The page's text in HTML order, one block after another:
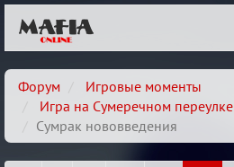
Форум
Игровые моменты
Игра на Сумеречном переулке
Сумрак нововведения